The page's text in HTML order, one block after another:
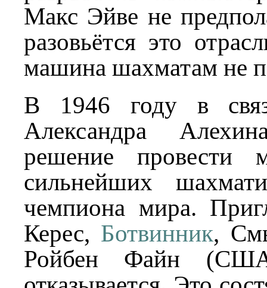
Макс Эйве не
разовьётся это
машина шахматам не
В 1946 году в
Александра
решение провести
сильнейших
чемпиона мира.
Керес, Ботвинник,
Ройбен Файн